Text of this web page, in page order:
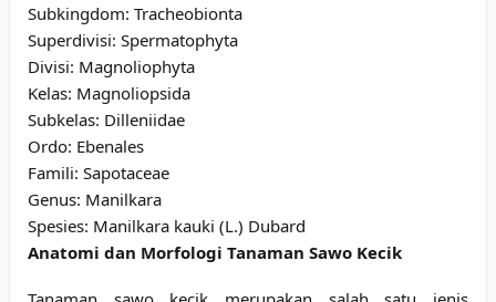
Subkingdom: Tracheobionta
Superdivisi: Spermatophyta
Divisi: Magnoliophyta
Kelas: Magnoliopsida
Subkelas: Dilleniidae
Ordo: Ebenales
Famili: Sapotaceae
Genus: Manilkara
Spesies: Manilkara kauki (L.) Dubard
Anatomi dan Morfologi Tanaman Sawo Kecik